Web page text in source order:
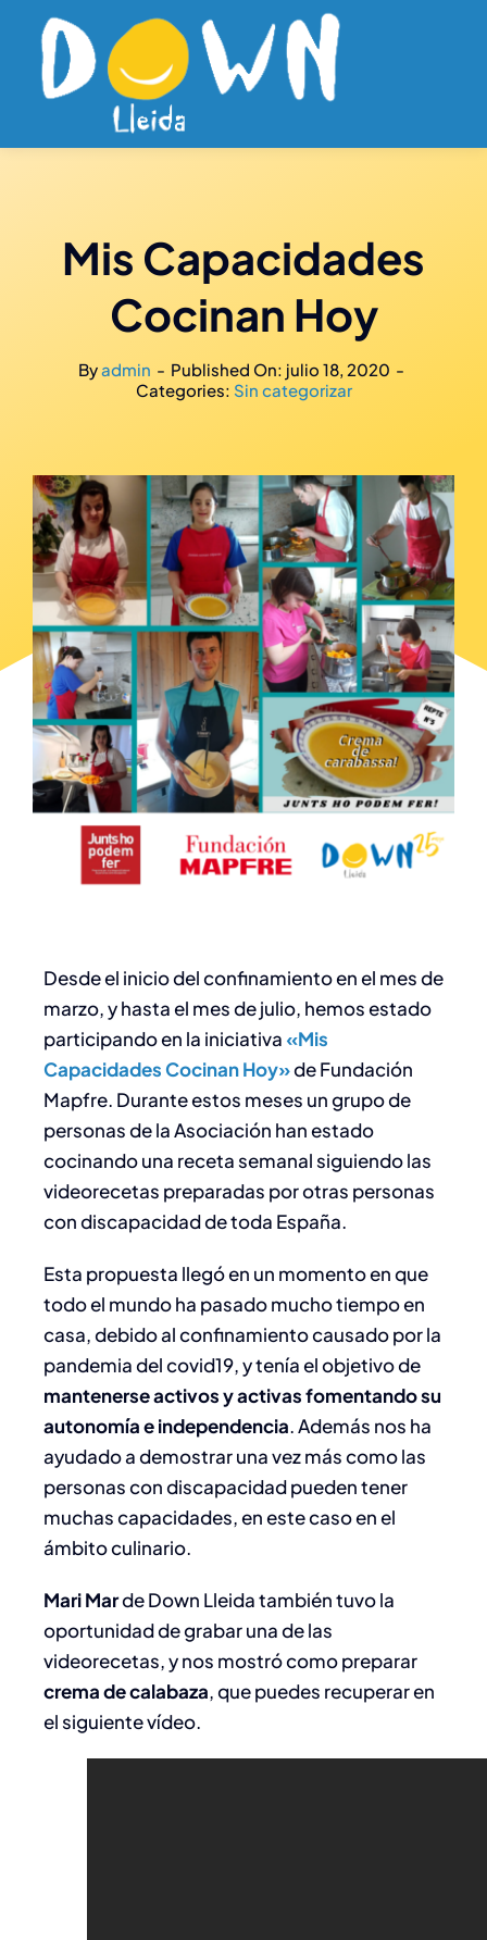
Saltar
contenido
Mis Capacidades
Cocinan Hoy
Byadmin - Published On: julio 18, 2020 -
Categories: Sin categorizar
Desde el inicio del confinamiento en el mes de
marzo, y hasta el mes de julio, hemos estado
participando en la iniciativa «Mis
Capacidades Cocinan Hoy»de Fundación
Mapfre. Durante estos meses un grupo de
personas de la Asociación han estado
cocinando una receta semanal siguiendo las
videorecetas preparadas por otras personas
con discapacidad de toda España.
Esta propuesta llegó en un momento en que
todo el mundo ha pasado mucho tiempo en
casa, debido al confinamiento causado por la
pandemia del covid19, y tenía el objetivo de
mantenerse activos y activas fomentando su
autonomía e independencia. Además nos ha
ayudado a demostrar una vez más como las
personas con discapacidad pueden tener
muchas capacidades, en este caso en el
ámbito culinario.
Mari Marde Down Lleida también tuvo la
oportunidad de grabar una de las
videorecetas, y nos mostró como preparar
crema de calabaza, que puedes recuperar en
el siguiente vídeo.